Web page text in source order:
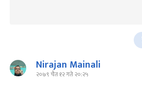
Nirajan Mainali
२०७९ चैत १२ गते २०:२५